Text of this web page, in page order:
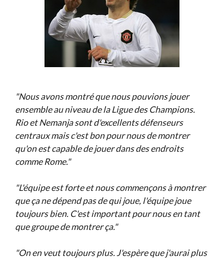
"Nous avons montré que nous pouvions jouer
ensemble au niveau de la Ligue des Champions.
Rio et Nemanja sont d'excellents défenseurs
centraux mais c'est bon pour nous de montrer
qu'on est capable de jouer dans des endroits
comme Rome."
"L'équipe est forte et nous commençons à montrer
que ça ne dépend pas de qui joue, l'équipe joue
toujours bien. C'est important pour nous en tant
que groupe de montrer ça."
"On en veut toujours plus. J'espère que j'aurai plus